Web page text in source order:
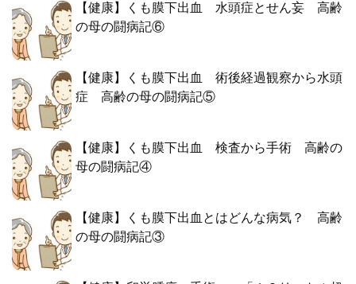
【健康】くも膜下出血 水頭症とせん妄 高齢
の母の闘病記⑥
【健康】くも膜下出血 術後経過観察から水頭
症 高齢の母の闘病記⑤
【健康】くも膜下出血 検査から手術 高齢の
母の闘病記④
【健康】くも膜下出血とはどんな病気？ 高齢
の母の闘病記③